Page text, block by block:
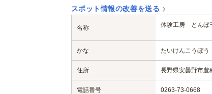
スポット情報の改善を送る
名称 体験工房 とんぼ
かな たいけんこうぼ
住所 長野県安曇野市豊
電話番号 0263-73-0668